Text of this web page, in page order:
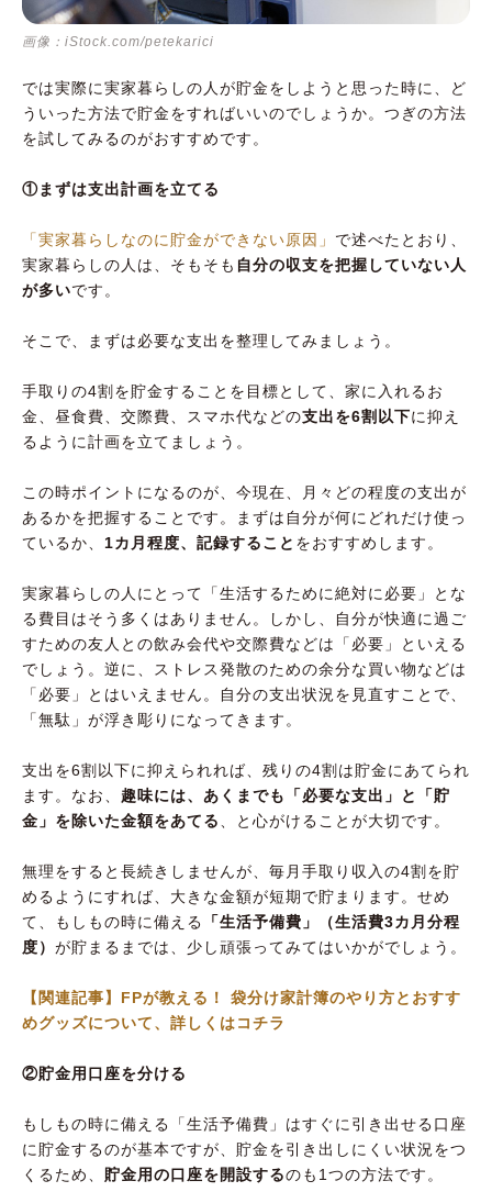
画像：iStock.com/petekarici
では実際に実家暮らしの人が貯金をしようと思った時に、ど
ういった方法で貯金をすればいいのでしょうか。つぎの方法
を試してみるのがおすすめです。
①まずは支出計画を立てる
「実家暮らしなのに貯金ができない原因」 で述べたとおり、
実家暮らしの人は、そもそも 自分の収支を把握していない人
が多いです。
そこで、まずは必要な支出を整理してみましょう。
手取りの4割を貯金することを目標として、家に入れるお
金、昼食費、交際費、スマホ代などの支出を6割以下に抑え
るように計画を立てましょう。
この時ポイントになるのが、今現在、月々どの程度の支出が
あるかを把握することです。まずは自分が何にどれだけ使っ
ているか、 1カ月程度、記録すること をおすすめします。
実家暮らしの人にとって「生活するために絶対に必要」とな
る費目はそう多くはありません。しかし、自分が快適に過ご
すための友人との飲み会代や交際費などは「必要」といえる
でしょう。逆に、ストレス発散のための余分な買い物などは
「必要」とはいえません。自分の支出状況を見直すことで、
「無駄」が浮き彫りになってきます。
支出を6割以下に抑えられれば、残りの4割は貯金にあてられ
ます。なお、 趣味には、あくまでも「必要な支出」と「貯
金」を除いた金額をあてる
、と心がけることが大切です。
無理をすると長続きしませんが、毎月手取り収入の4割を貯
めるようにすれば、大きな金額が短期で貯まります。せめ
て、もしもの時に備える
「生活予備費」（生活費3カ月分程
度） が貯まるまでは、少し頑張ってみてはいかがでしょう。
【関連記事】FPが教える！ 袋分け家計簿のやり方とおすす
めグッズについて、詳しくはコチラ
②貯金用口座を分ける
もしもの時に備える「生活予備費」はすぐに引き出せる口座
に貯金するのが基本ですが、貯金を引き出しにくい状況をつ
くるため、
貯金用の口座を開設するのも1つの方法です。